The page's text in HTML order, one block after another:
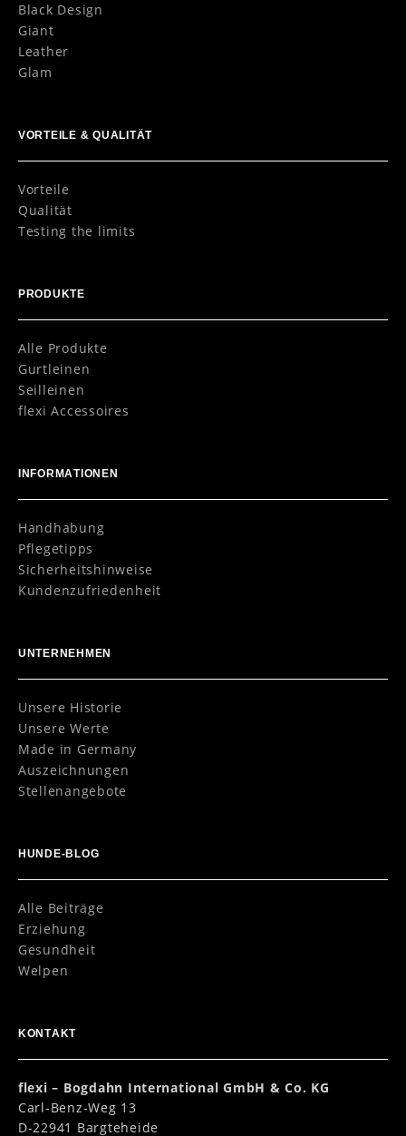
Black Design
Giant
Leather
Glam
VORTEILE & QUALITÄT
Vorteile
Qualität
Testing the limits
PRODUKTE
Alle Produkte
Gurtleinen
Seilleinen
flexi Accessoires
INFORMATIONEN
Handhabung
Pflegetipps
Sicherheitshinweise
Kundenzufriedenheit
UNTERNEHMEN
Unsere Historie
Unsere Werte
Made in Germany
Auszeichnungen
Stellenangebote
HUNDE-BLOG
Alle Beiträge
Erziehung
Gesundheit
Welpen
KONTAKT
flexi – Bogdahn International GmbH & Co. KG
Carl-Benz-Weg 13
D-22941 Bargteheide